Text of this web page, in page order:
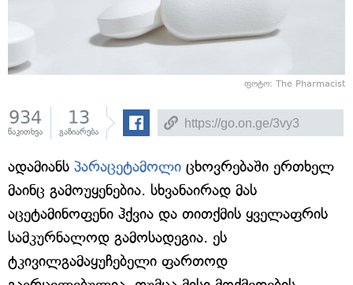
ფოტო: The Pharmacist
934
წაკითხვა
13
გაზიარება
ადამიანს პარაცეტამოლი ცხოვრებაში ერთხელ
მაინც გამოუყენებია. სხვანაირად მას
აცეტამინოფენი ჰქვია და თითქმის ყველაფრის
სამკურნალოდ გამოსადეგია. ეს
ტკივილგამაყუჩებელი ფართოდ